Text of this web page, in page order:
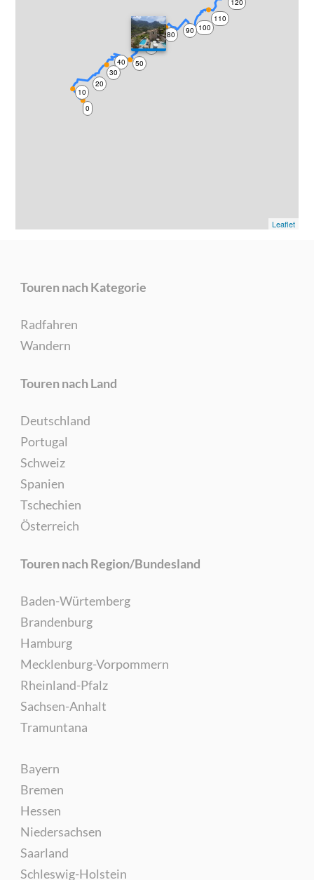
0
10
20
30
40 50
60
7080 90 100
110
120
Leaflet
Touren nach Kategorie
Radfahren
Wandern
Touren nach Land
Deutschland
Portugal
Schweiz
Spanien
Tschechien
Österreich
Touren nach Region/Bundesland
Baden-Würtemberg
Brandenburg
Hamburg
Mecklenburg-Vorpommern
Rheinland-Pfalz
Sachsen-Anhalt
Tramuntana
Bayern
Bremen
Hessen
Niedersachsen
Saarland
Schleswig-Holstein